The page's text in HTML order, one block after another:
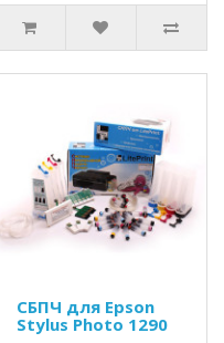
СБПЧ для Epson
Stylus Photo 1290